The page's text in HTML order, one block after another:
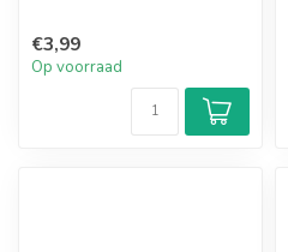
€3,99
Op voorraad